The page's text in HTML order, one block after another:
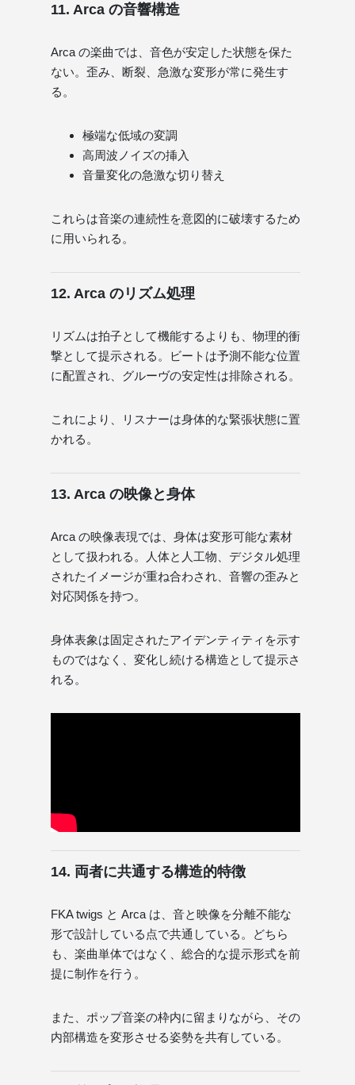
11. Arca の音響構造
Arca の楽曲では、音色が安定した状態を保た
ない。歪み、断裂、急激な変形が常に発生す
る。
極端な低域の変調
高周波ノイズの挿入
音量変化の急激な切り替え
これらは音楽の連続性を意図的に破壊するため
に用いられる。
12. Arca のリズム処理
リズムは拍子として機能するよりも、物理的衝
撃として提示される。ビートは予測不能な位置
に配置され、グルーヴの安定性は排除される。
これにより、リスナーは身体的な緊張状態に置
かれる。
13. Arca の映像と身体
Arca の映像表現では、身体は変形可能な素材
として扱われる。人体と人工物、デジタル処理
されたイメージが重ね合わされ、音響の歪みと
対応関係を持つ。
身体表象は固定されたアイデンティティを示す
ものではなく、変化し続ける構造として提示さ
れる。
14. 両者に共通する構造的特徴
FKA twigs と Arca は、音と映像を分離不能な
形で設計している点で共通している。どちら
も、楽曲単体ではなく、総合的な提示形式を前
提に制作を行う。
また、ポップ音楽の枠内に留まりながら、その
内部構造を変形させる姿勢を共有している。